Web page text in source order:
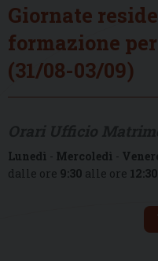
Giornate
formazione
(31/08-03/09)
Lunedì - Mercoledì -
dalle ore 9:30 alle ore 12:30